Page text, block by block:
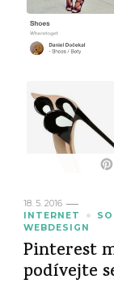
18. 5. 2016
INTERNET
WEBDESIGN
Pinterest
podívejte